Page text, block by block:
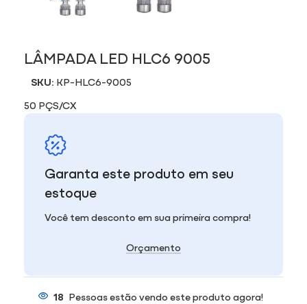
LÂMPADA LED HLC6 9005
SKU: KP-HLC6-9005
50 PÇS/CX
Garanta este produto em seu
estoque
Você tem desconto em sua primeira compra!
Orçamento
18 Pessoas estão vendo este produto agora!